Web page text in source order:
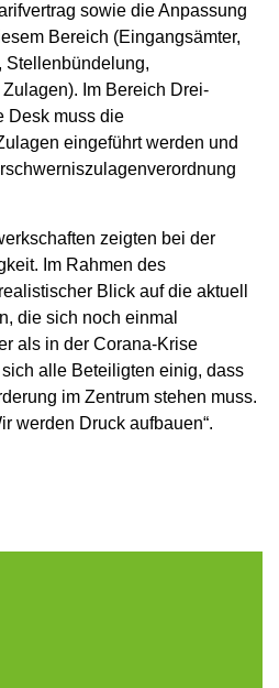
sowie die Anpassung
Bereich (Eingangsämter,
Stellenbündelung,
Im Bereich Drei-
Desk muss die
eingeführt werden und
zeigten bei der
Im Rahmen des
Blick auf die aktuell
die sich noch einmal
als in der Corana-Krise
alle Beteiligten einig, dass
im Zentrum stehen muss.
werden Druck aufbauen“.